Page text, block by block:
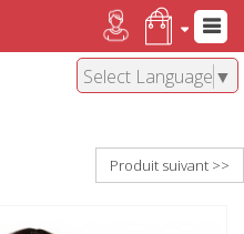
Select Language ▼
Produit suivant >>